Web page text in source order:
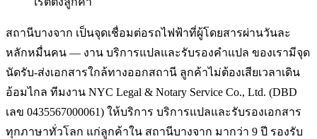
สถานีบางจาก เป็นจุดเชื่อมต่อรถไฟฟ้าที่ผู้โดยสารผ่านวันละ
หลักหมื่นคน — งาน บริการแปลและรับรองคำแปล ของเรามีจุด
นัดรับ-ส่งเอกสารใกล้ทางออกสถานี ลูกค้าไม่ต้องเสียเวลาเดิน
อ้อมไกล ทีมงาน NYC Legal & Notary Service Co., Ltd. (DBD
เลข 0435567000061) ให้บริการ บริการแปลและรับรองเอกสาร
ทุกภาษาทั่วโลก แก่ลูกค้าใน สถานีบางจาก มากว่า 9 ปี รองรับ